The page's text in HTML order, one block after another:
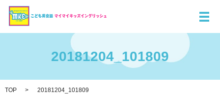
メ
20181204_101809
TOP 20181204_101809